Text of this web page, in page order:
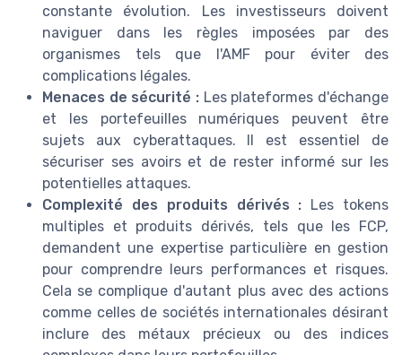
constante évolution. Les investisseurs doivent
naviguer dans les règles imposées par des
organismes tels que l'AMF pour éviter des
complications légales.
Menaces de sécurité : Les plateformes d'échange
et les portefeuilles numériques peuvent être
sujets aux cyberattaques. Il est essentiel de
sécuriser ses avoirs et de rester informé sur les
potentielles attaques.
Complexité des produits dérivés : Les tokens
multiples et produits dérivés, tels que les FCP,
demandent une expertise particulière en gestion
pour comprendre leurs performances et risques.
Cela se complique d'autant plus avec des actions
comme celles de sociétés internationales désirant
inclure des métaux précieux ou des indices